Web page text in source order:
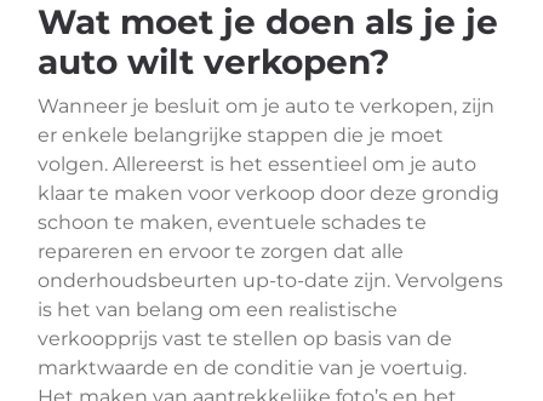
Wat moet je doen als je je
auto wilt verkopen?
Wanneer je besluit om je auto te verkopen, zijn
er enkele belangrijke stappen die je moet
volgen. Allereerst is het essentieel om je auto
klaar te maken voor verkoop door deze grondig
schoon te maken, eventuele schades te
repareren en ervoor te zorgen dat alle
onderhoudsbeurten up-to-date zijn. Vervolgens
is het van belang om een realistische
verkoopprijs vast te stellen op basis van de
marktwaarde en de conditie van je voertuig.